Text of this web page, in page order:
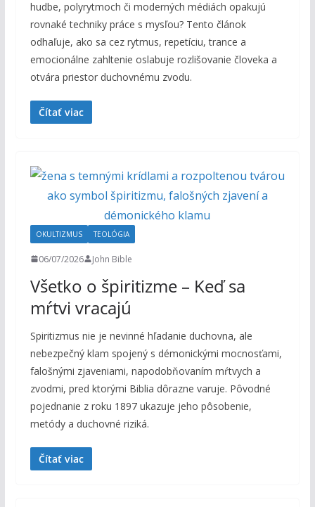
hudbe, polyrytmoch či moderných médiách opakujú
rovnaké techniky práce s mysľou? Tento článok
odhaľuje, ako sa cez rytmus, repetíciu, trance a
emocionálne zahltenie oslabuje rozlišovanie človeka a
otvára priestor duchovnému zvodu.
Čítať viac
OKULTIZMUS TEOLÓGIA
06/07/2026 John Bible
Všetko o špiritizme – Keď sa
mŕtvi vracajú
Spiritizmus nie je nevinné hľadanie duchovna, ale
nebezpečný klam spojený s démonickými mocnosťami,
falošnými zjaveniami, napodobňovaním mŕtvych a
zvodmi, pred ktorými Biblia dôrazne varuje. Pôvodné
pojednanie z roku 1897 ukazuje jeho pôsobenie,
metódy a duchovné riziká.
Čítať viac